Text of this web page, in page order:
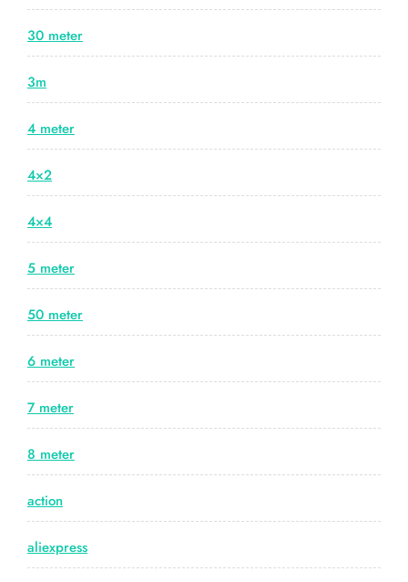
30 meter
3m
4 meter
4×2
4×4
5 meter
50 meter
6 meter
7 meter
8 meter
action
aliexpress